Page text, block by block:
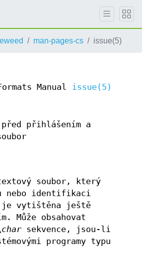
man-pages-cs issue(5)
Manual issue(5)
přihlášením a
soubor, který
nebo identifikaci
je vytištěna ještě
Může obsahovat
char sekvence, jsou-li
programy typu